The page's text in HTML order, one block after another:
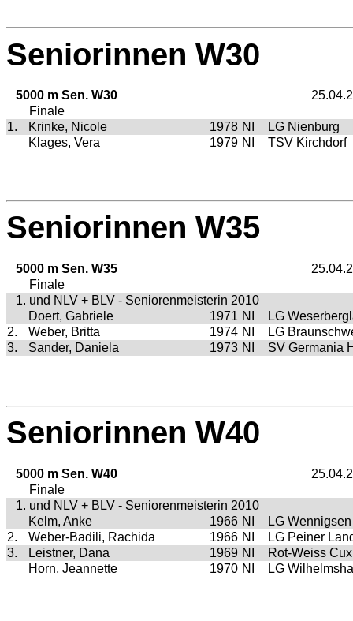
Seniorinnen W30
5000 m Sen. W30
Finale
1.
Krinke, Nicole 1978 NI
LG Nienburg
Klages, Vera
1979 NI TSV Kirchdorf
Seniorinnen W35
5000 m Sen. W35
Finale
1. und NLV + BLV - Seniorenmeisterin 2010
Doert, Gabriele
1971 NI
LG
2.
Weber, Britta 1974 NI
LG
3.
Sander, Daniela 1973 NI SV Germania
Seniorinnen W40
5000 m Sen. W40
Finale
1. und NLV + BLV - Seniorenmeisterin 2010
Kelm, Anke
1966 NI
LG Wennigsen
2.
Weber-Badili, Rachida 1966 NI
LG Peiner
3.
Leistner, Dana 1969 NI
Rot-Weiss
Horn, Jeannette
1970 NI LG